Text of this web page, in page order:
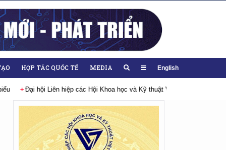
HỢP TÁC QUỐC TẾ MEDIA English
hiệp các Hội Khoa học và Kỹ thuật Việt Nam lần thứ IX, nhiệm kỳ 2026-